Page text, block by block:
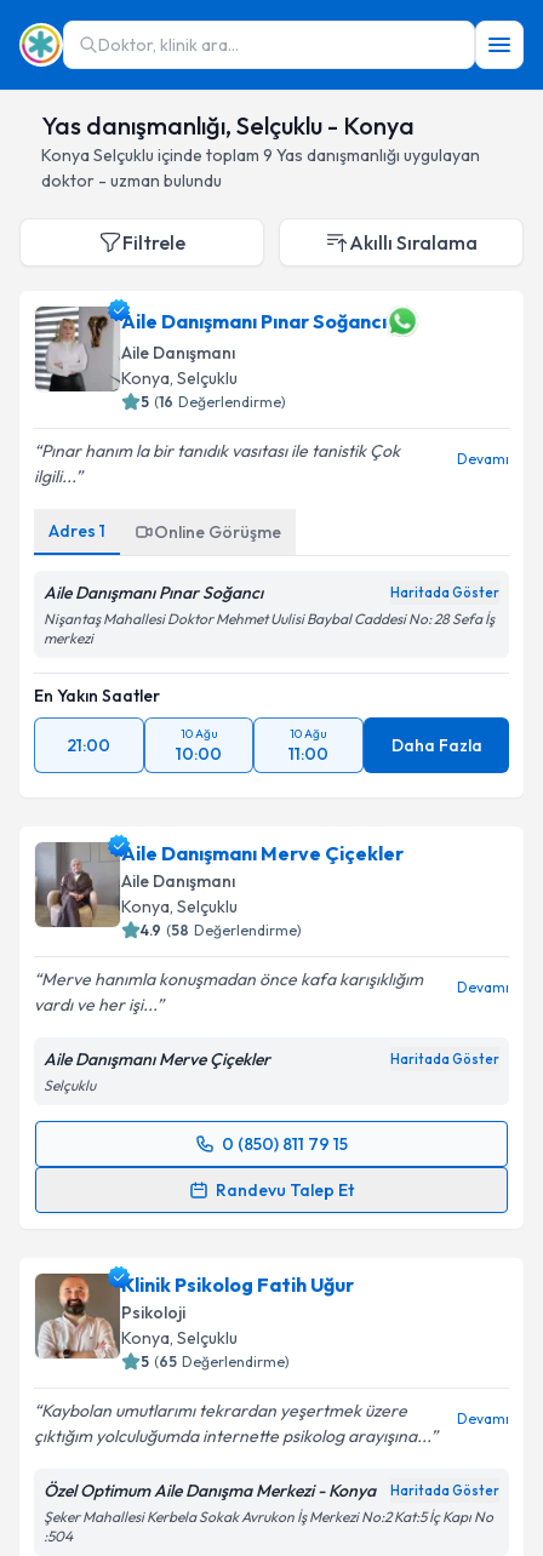
Doktor, klinik ara...
Yas danışmanlığı, Selçuklu - Konya
Konya Selçuklu içinde toplam 9 Yas danışmanlığı uygulayan
doktor - uzman bulundu
Filtrele Akıllı Sıralama
Aile Danışmanı Pınar Soğancı
Aile Danışmanı
Konya, Selçuklu
5 (16 Değerlendirme)
Pınar hanım la bir tanıdık vasıtası ile tanistik Çok
ilgili...
Devamı
Adres 1 Online Görüşme
Aile Danışmanı Pınar Soğancı Haritada Göster
Nişantaş Mahallesi Doktor Mehmet Uulisi Baybal Caddesi No: 28 Sefa İş
merkezi
En Yakın Saatler
21:00
10 Ağu
10:00
10 Ağu
11:00 Daha Fazla
Aile Danışmanı Merve Çiçekler
Aile Danışmanı
Konya, Selçuklu
4.9 (58 Değerlendirme)
Merve hanımla konuşmadan önce kafa karışıklığım
vardı ve her işi...
Devamı
Aile Danışmanı Merve Çiçekler Haritada Göster
Selçuklu
0 (850) 811 79 15
Randevu Talep Et
Randevu Takvimi Talebi
için bir takvim hazırlandığında e-posta ile
bilgilendireceğiz.
E-posta Adresiniz
Metni'ni okudum ve kişisel verilerimin belirtilen
kapsamda işlenmesini kabul ediyorum.
Klinik Psikolog Fatih Uğur
Psikoloji
Konya, Selçuklu
5 (65 Değerlendirme)
Kaybolan umutlarımı tekrardan yeşertmek üzere
çıktığım yolculuğumda internette psikolog arayışına...
Devamı
Özel Optimum Aile Danışma Merkezi - Konya Haritada Göster
Şeker Mahallesi Kerbela Sokak Avrukon İş Merkezi No:2 Kat:5 İç Kapı No
:504